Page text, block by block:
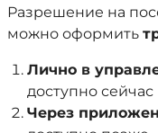
Разрешение на
можно оформить
Лично в
доступно сейчас
Через